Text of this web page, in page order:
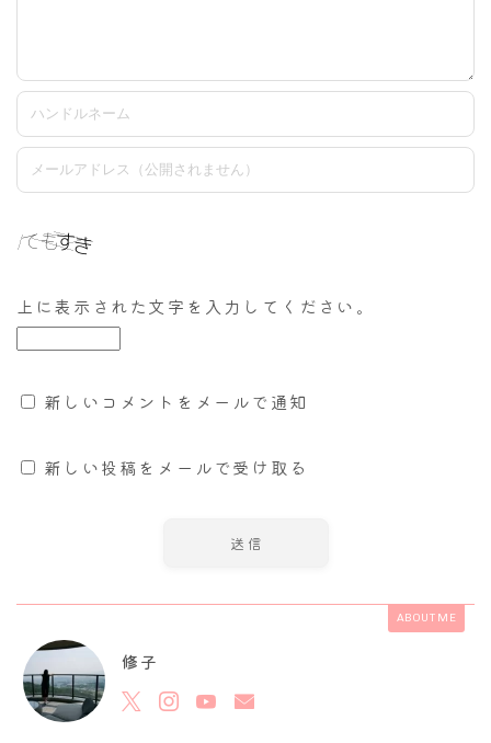
上に表示された文字を入力してください。
新しいコメントをメールで通知
新しい投稿をメールで受け取る
ABOUT ME
修子